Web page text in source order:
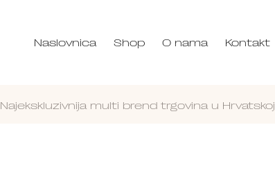
Naslovnica Shop O nama Kontakt
Najekskluzivnija multi brend trgovina u Hrvatskoj